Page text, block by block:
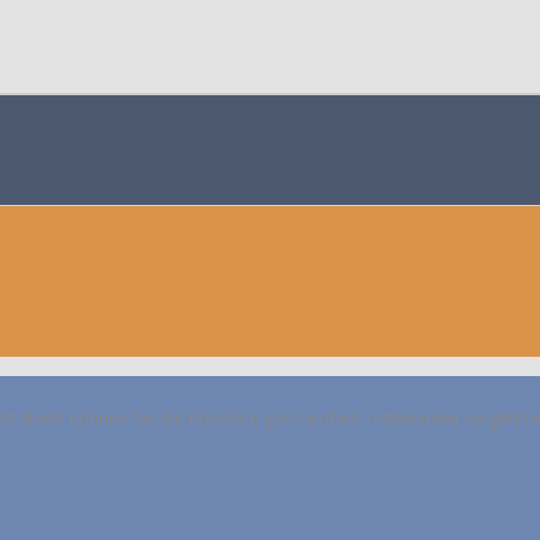
können Sie die Produkte ganz einfach miteinander